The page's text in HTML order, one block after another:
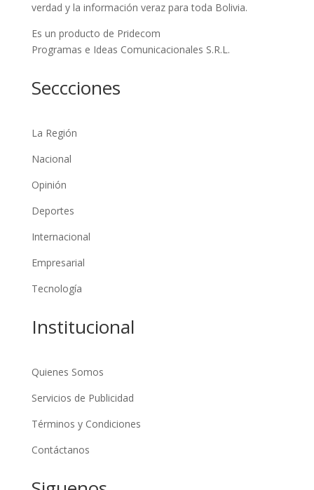
verdad y la información veraz para toda Bolivia.
Es un producto de Pridecom
Programas e Ideas Comunicacionales S.R.L.
Seccciones
La Región
Nacional
Opinión
Deportes
Internacional
Empresarial
Tecnología
Institucional
Quienes Somos
Servicios de Publicidad
Términos y Condiciones
Contáctanos